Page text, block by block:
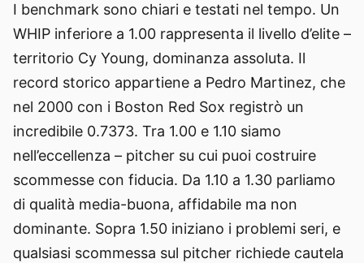
I benchmark sono chiari e testati nel tempo. Un
WHIP inferiore a 1.00 rappresenta il livello d’elite –
territorio Cy Young, dominanza assoluta. Il
record storico appartiene a Pedro Martinez, che
nel 2000 con i Boston Red Sox registrò un
incredibile 0.7373. Tra 1.00 e 1.10 siamo
nell’eccellenza – pitcher su cui puoi costruire
scommesse con fiducia. Da 1.10 a 1.30 parliamo
di qualità media-buona, affidabile ma non
dominante. Sopra 1.50 iniziano i problemi seri, e
qualsiasi scommessa sul pitcher richiede cautela